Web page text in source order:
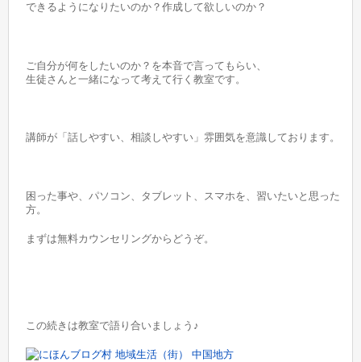
できるようになりたいのか？作成して欲しいのか？
ご自分が何をしたいのか？を本音で言ってもらい、
生徒さんと一緒になって考えて行く教室です。
講師が「話しやすい、相談しやすい」雰囲気を意識しております。
困った事や、パソコン、タブレット、スマホを、習いたいと思った
方。
まずは無料カウンセリングからどうぞ。
この続きは教室で語り合いましょう♪